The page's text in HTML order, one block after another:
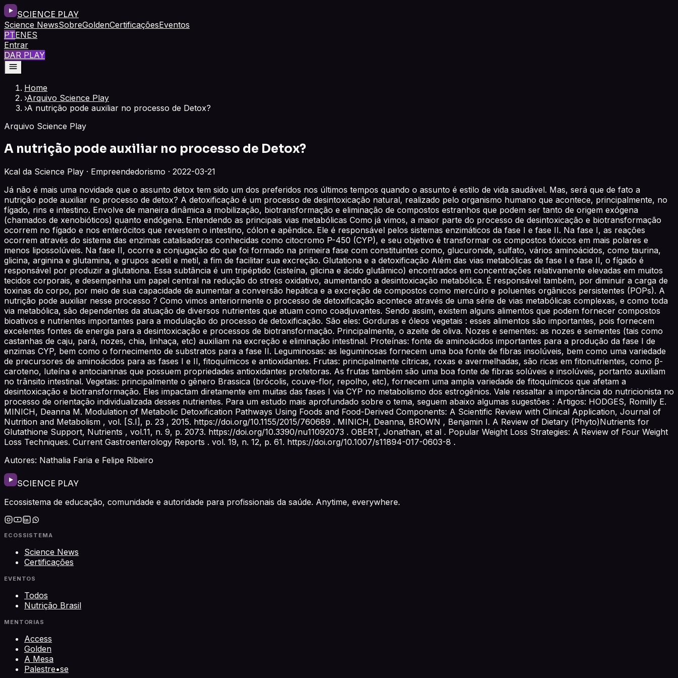
SCIENCE PLAY
Science NewsSobreGoldenCertificaçõesEventos
PTENES
Entrar
DAR PLAY
Home
›Arquivo Science Play
›A nutrição pode auxiliar no processo de Detox?
Arquivo Science Play
A nutrição pode auxiliar no processo de Detox?
Kcal da Science Play · Empreendedorismo · 2022-03-21
Já não é mais uma novidade que o assunto detox tem sido um dos preferidos nos últimos tempos quando o assunto é estilo de vida saudável. Mas, será que de fato a
nutrição pode auxiliar no processo de detox? A detoxificação é um processo de desintoxicação natural, realizado pelo organismo humano que acontece, principalmente, no
fígado, rins e intestino. Envolve de maneira dinâmica a mobilização, biotransformação e eliminação de compostos estranhos que podem ser tanto de origem exógena
(chamados de xenobióticos) quanto endógena. Entendendo as principais vias metabólicas Como já vimos, a maior parte do processo de desintoxicação e biotransformação
ocorrem no fígado e nos enterócitos que revestem o intestino, cólon e apêndice. Ele é responsável pelos sistemas enzimáticos da fase I e fase II. Na fase I, as reações
ocorrem através do sistema das enzimas catalisadoras conhecidas como citocromo P-450 (CYP), e seu objetivo é transformar os compostos tóxicos em mais polares e
menos lipossolúveis. Na fase II, ocorre a conjugação do que foi formado na primeira fase com constituintes como, glucuronide, sulfato, vários aminoácidos, como taurina,
glicina, arginina e glutamina, e grupos acetil e metil, a fim de facilitar sua excreção. Glutationa e a detoxificação Além das vias metabólicas de fase I e fase II, o fígado é
responsável por produzir a glutationa. Essa subtância é um tripéptido (cisteína, glicina e ácido glutâmico) encontrados em concentrações relativamente elevadas em muitos
tecidos corporais, e desempenha um papel central na redução do stress oxidativo, aumentando a desintoxicação metabólica. É responsável também, por diminuir a carga de
toxinas do corpo, por meio de sua capacidade de aumentar a conversão hepática e a excreção de compostos como mercúrio e poluentes orgânicos persistentes (POPs). A
nutrição pode auxiliar nesse processo ? Como vimos anteriormente o processo de detoxificação acontece através de uma série de vias metabólicas complexas, e como toda
via metabólica, são dependentes da atuação de diversos nutrientes que atuam como coadjuvantes. Sendo assim, existem alguns alimentos que podem fornecer compostos
bioativos e nutrientes importantes para a modulação do processo de detoxificação. São eles: Gorduras e óleos vegetais : esses alimentos são importantes, pois fornecem
excelentes fontes de energia para a desintoxicação e processos de biotransformação. Principalmente, o azeite de oliva. Nozes e sementes: as nozes e sementes (tais como
castanhas de caju, pará, nozes, chia, linhaça, etc) auxiliam na excreção e eliminação intestinal. Proteínas: fonte de aminoácidos importantes para a produção da fase I de
enzimas CYP, bem como o fornecimento de substratos para a fase II. Leguminosas: as leguminosas fornecem uma boa fonte de fibras insolúveis, bem como uma variedade
de precursores de aminoácidos para as fases I e II, fitoquímicos e antioxidantes. Frutas: principalmente cítricas, roxas e avermelhadas, são ricas em fitonutrientes, como β-
caroteno, luteína e antocianinas que possuem propriedades antioxidantes protetoras. As frutas também são uma boa fonte de fibras solúveis e insolúveis, portanto auxiliam
no trânsito intestinal. Vegetais: principalmente o gênero Brassica (brócolis, couve-flor, repolho, etc), fornecem uma ampla variedade de fitoquímicos que afetam a
desintoxicação e biotransformação. Eles impactam diretamente em muitas das fases I via CYP no metabolismo dos estrogênios. Vale ressaltar a importância do nutricionista no
processo de orientação individualizada desses nutrientes. Para um estudo mais aprofundado sobre o tema, seguem abaixo algumas sugestões : Artigos: HODGES, Romilly E.
MINICH, Deanna M. Modulation of Metabolic Detoxification Pathways Using Foods and Food-Derived Components: A Scientific Review with Clinical Application, Journal of
Nutrition and Metabolism , vol. [S.I], p. 23 , 2015. https://doi.org/10.1155/2015/760689 . MINICH, Deanna, BROWN , Benjamin I. A Review of Dietary (Phyto)Nutrients for
Glutathione Support, Nutrients , vol.11, n. 9, p. 2073. https://doi.org/10.3390/nu11092073 . OBERT, Jonathan, et al . Popular Weight Loss Strategies: A Review of Four Weight
Loss Techniques. Current Gastroenterology Reports . vol. 19, n. 12, p. 61. https://doi.org/10.1007/s11894-017-0603-8 .
Autores: Nathalia Faria e Felipe Ribeiro
SCIENCE PLAY
Ecossistema de educação, comunidade e autoridade para profissionais da saúde. Anytime, everywhere.
ECOSSISTEMA
Science News
Certificações
EVENTOS
Todos
Nutrição Brasil
MENTORIAS
Access
Golden
A Mesa
Palestre•se